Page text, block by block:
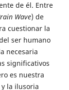
de él. Entre
Wave) de
cuestionar la
ser humano
necesaria
significativos
es nuestra
la ilusoria